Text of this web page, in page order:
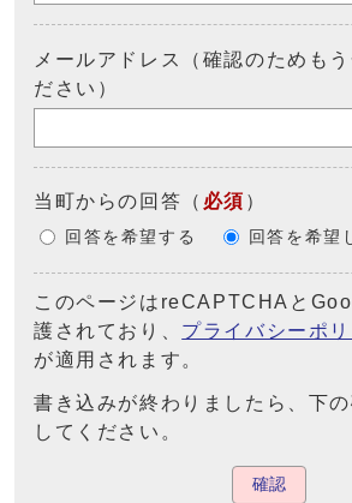
メールアドレス（確認のためも
ださい）
当町からの回答 （ 必須 ）
回答を希望する 回答を希望
このページはreCAPTCHAと
護されており、 プライバシーポ
が適用されます。
書き込みが終わりましたら、下
してください。
確認